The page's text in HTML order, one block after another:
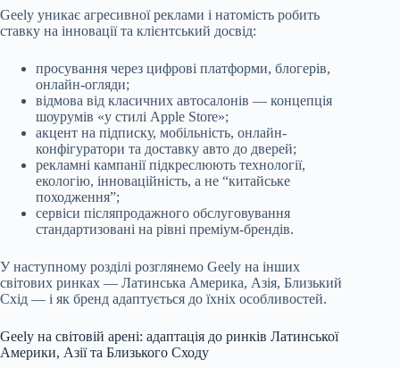
Geely уникає агресивної реклами і натомість робить
ставку на інновації та клієнтський досвід:
просування через цифрові платформи, блогерів,
онлайн-огляди;
відмова від класичних автосалонів — концепція
шоурумів «у стилі Apple Store»;
акцент на підписку, мобільність, онлайн-
конфігуратори та доставку авто до дверей;
рекламні кампанії підкреслюють технології,
екологію, інноваційність, а не “китайське
походження”;
сервіси післяпродажного обслуговування
стандартизовані на рівні преміум-брендів.
У наступному розділі розглянемо Geely на інших
світових ринках — Латинська Америка, Азія, Близький
Схід — і як бренд адаптується до їхніх особливостей.
Geely на світовій арені: адаптація до ринків Латинської
Америки, Азії та Близького Сходу